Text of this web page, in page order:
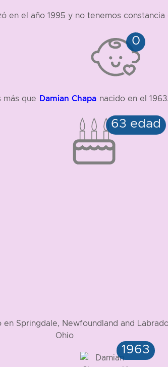
en el año 1995 y no tenemos
más que Damian Chapa nacido en el 1963.
Springdale, Newfoundland and
Ohio